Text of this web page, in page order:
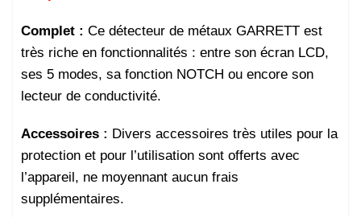
Complet: Ce détecteur de métaux GARRETT est
très riche en fonctionnalités : entre son écran LCD,
ses 5 modes, sa fonction NOTCH ou encore son
lecteur de conductivité.
Accessoires: Divers accessoires très utiles pour la
protection et pour l’utilisation sont offerts avec
l’appareil, ne moyennant aucun frais
supplémentaires.